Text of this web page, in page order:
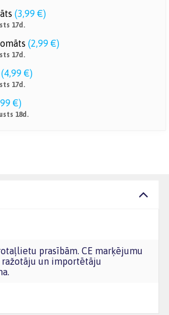
(3,99 €)
17d.
(2,99 €)
17d.
(4,99 €)
17d.
€)
18d.
un importētāju